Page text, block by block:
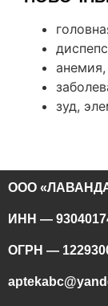
анемия,
зуд,
ООО
ИНН —
ОГРН —